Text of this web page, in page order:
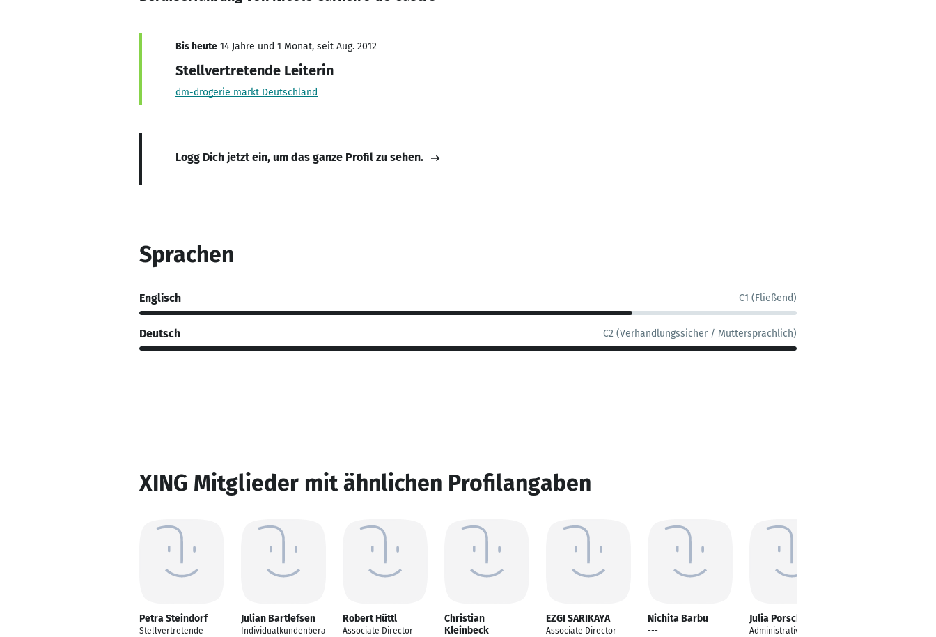
Bis heute 14 Jahre und 1 Monat, seit Aug. 2012
Stellvertretende Leiterin
dm-drogerie markt Deutschland
Logg Dich jetzt ein, um das ganze Profil zu sehen.
Sprachen
Englisch C1 (Fließend)
Deutsch C2 (Verhandlungssicher / Muttersprachlich)
XING Mitglieder mit ähnlichen Profilangaben
Petra Steindorf
Stellvertretende
Julian Bartlefsen
Individualkundenbera
Robert Hüttl
Associate Director
Christian
Kleinbeck
EZGI SARIKAYA
Associate Director
Nichita Barbu
---
Julia Porsch
Administrative Officer